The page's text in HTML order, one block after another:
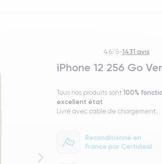
4.6/5-1431 avis
iPhone 12 256 Go
Tous nos produits sont 100%
excellent état
Livré avec cable de chargement.
Reconditionné en
France par Certideal